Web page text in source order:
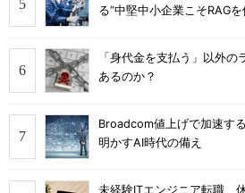
る”中堅中小企業こそRAG
「身代金を支払う」以外
あるのか？
Broadcom値上げで加速す
明かすAI時代の備え
未経験ITエンジニア転職